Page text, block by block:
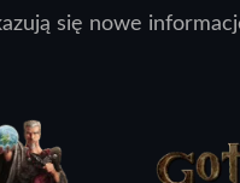
się nowe